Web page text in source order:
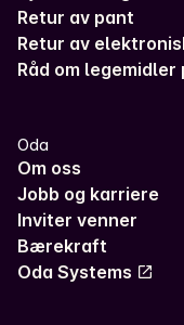
Retur av pant
Retur av
Råd om legemidler
Oda
Om oss
Jobb og karriere
Inviter venner
Bærekraft
Oda Systems